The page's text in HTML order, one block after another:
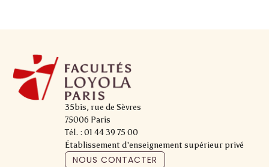
35bis, rue de Sèvres
75006 Paris
Tél. : 01 44 39 75 00
Établissement d'enseignement supérieur privé
NOUS CONTACTER